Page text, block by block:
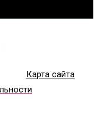
Карта сайта